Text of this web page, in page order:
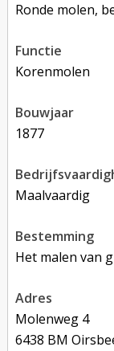
Ronde molen,
functie
korenmolen
bouwjaar
1877
Maalvaardig
bestemming
Het malen
adres
Molenweg 4
6438 BM